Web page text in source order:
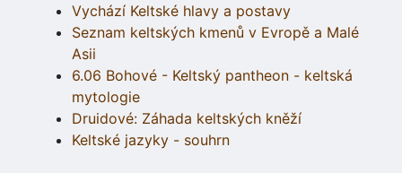
Vychází Keltské hlavy a postavy
Seznam keltských kmenů v Evropě a Malé
Asii
6.06 Bohové - Keltský pantheon - keltská
mytologie
Druidové: Záhada keltských kněží
Keltské jazyky - souhrn